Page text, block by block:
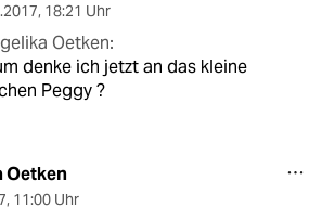
, 18:21 Uhr
Oetken:
denke ich jetzt an das kleine
Peggy ?
Oetken
, 11:00 Uhr